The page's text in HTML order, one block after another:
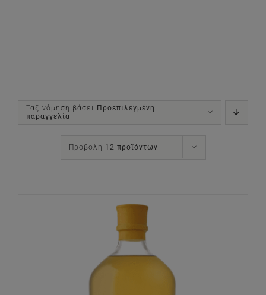
Ταξινόμηση βάσει Προεπιλεγμένη
παραγγελία
Προβολή 12 προϊόντων